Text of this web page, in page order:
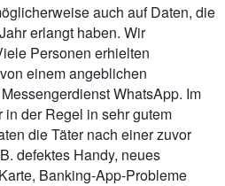
auch auf Daten, die
erlangt haben. Wir
Personen erhielten
einem angeblichen
WhatsApp. Im
der Regel in sehr gutem
die Täter nach einer zuvor
defektes Handy, neues
Banking-App-Probleme